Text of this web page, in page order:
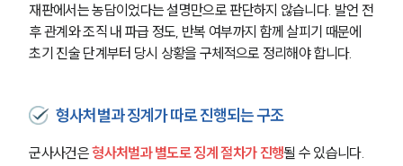
재판에서는 농담이었다는 설명만으로 판단하지 않습니다. 발언 전
후 관계와 조직 내 파급 정도, 반복 여부까지 함께 살피기 때문에
초기 진술 단계부터 당시 상황을 구체적으로 정리해야 합니다.
형사처벌과 징계가 따로 진행되는 구조
군사사건은 형사처벌과 별도로 징계 절차가 진행될 수 있습니다.